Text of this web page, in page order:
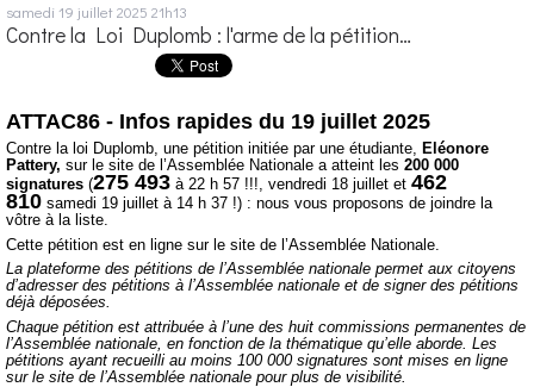
samedi 19 juillet 2025 21h13
Contre la Loi Duplomb : l'arme de la pétition…
ATTAC86 - Infos rapides du 19 juillet 2025
Contre la loi Duplomb, une pétition initiée par une étudiante,
Eléonore
Pattery, sur le site de l’Assemblée Nationale a atteint les 200 000
signatures (275 493 à 22 h 57 !!!, vendredi 18 juillet et 462
810 samedi 19 juillet à 14 h 37 !) : nous vous proposons de joindre la
vôtre à la liste.
Cette pétition est en ligne sur le site de l’Assemblée Nationale.
La plateforme des pétitions de l’Assemblée nationale permet aux citoyens
d’adresser des pétitions à l’Assemblée nationale et de signer des pétitions
déjà déposées.
Chaque pétition est attribuée à l’une des huit commissions permanentes de
l’Assemblée nationale, en fonction de la thématique qu’elle aborde. Les
pétitions ayant recueilli au moins 100 000 signatures sont mises en ligne
sur le site de l’Assemblée nationale pour plus de visibilité.